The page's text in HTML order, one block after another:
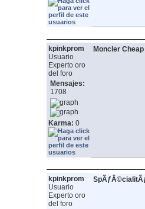
kpinkprom
Usuario
Experto oro
del foro
Mensajes:
1708
Karma: 0
Moncler Cheap
kpinkprom
Usuario
Experto oro
del foro